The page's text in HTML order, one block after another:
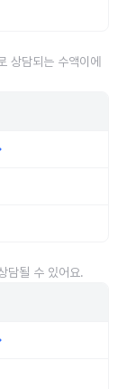
상담되는 수액이에
담될 수 있어요.